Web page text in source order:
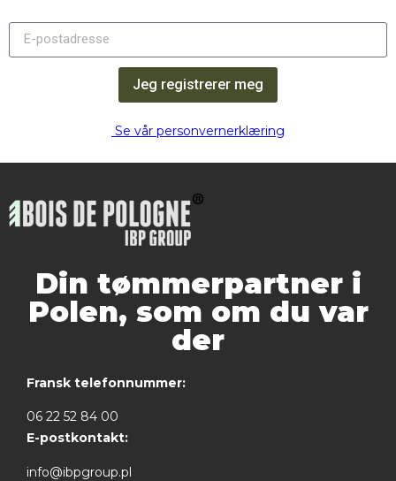
Jeg registrerer meg
Se vår personvernerklæring
Din tømmerpartner i
Polen, som om du var
der
Fransk telefonnummer:
06 22 52 84 00
E-postkontakt:
info@ibpgroup.pl